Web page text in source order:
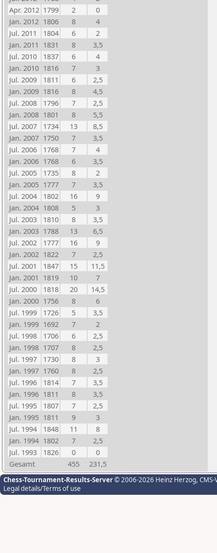
Apr. 2012 1799 2
0
Jan. 2012 1806 8
4
Jul. 2011
1804 6
2
Jan. 2011 1831 8
3,5
Jul. 2010
1837 6
4
Jan. 2010 1816 7
3
Jul. 2009
1811 6
2,5
Jan. 2009 1816 8
4,5
Jul. 2008
1796 7
2,5
Jan. 2008 1801 8
5,5
Jul. 2007
1734 13
8,5
Jan. 2007 1750 7
3,5
Jul. 2006
1768 7
4
Jan. 2006 1768 6
3,5
Jul. 2005
1735 8
2
Jan. 2005 1777 7
3,5
Jul. 2004
1802 16
9
Jan. 2004 1808 5
3
Jul. 2003
1810 8
3,5
Jan. 2003 1788 13
6,5
Jul. 2002
1777 16
9
Jan. 2002 1822 7
2,5
Jul. 2001
1847 15
11,5
Jan. 2001 1819 10
7
Jul. 2000
1818 20
14,5
Jan. 2000 1756 8
6
Jul. 1999
1726 5
3,5
Jan. 1999 1692 7
2
Jul. 1998
1706 6
2,5
Jan. 1998 1707 8
2,5
Jul. 1997
1730 8
3
Jan. 1997 1760 8
2,5
Jul. 1996
1814 7
3,5
Jan. 1996 1811 8
3,5
Jul. 1995
1807 7
2,5
Jan. 1995 1811 9
3
Jul. 1994
1848 11
8
Jan. 1994 1802 7
2,5
Jul. 1993
1826 0
0
Gesamt
455 231,5
Chess-Tournament-Results-Server© 2006-2026 Heinz Herzog,
Legal details/Terms of use